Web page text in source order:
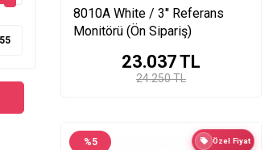
8010A White / 3'' Referans
Monitörü (Ön Sipariş)
24.250 TL
23.037TL
%5 Özel Fiyat